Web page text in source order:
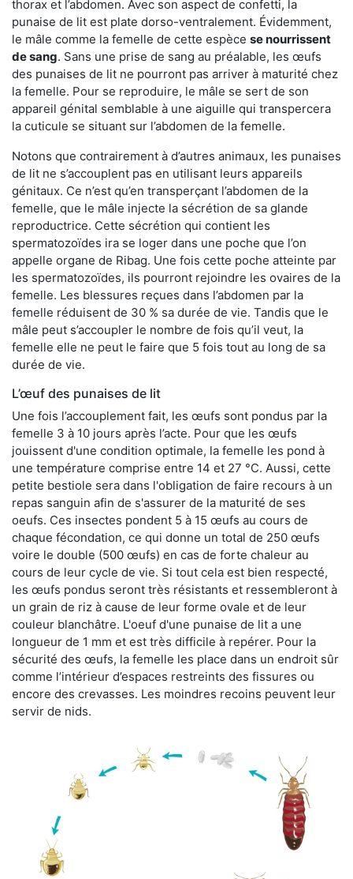
thorax et l’abdomen. Avec son aspect de confetti, la
punaise de lit est plate dorso-ventralement. Évidemment,
le mâle comme la femelle de cette espèce se nourrissent
de sang. Sans une prise de sang au préalable, les œufs
des punaises de lit ne pourront pas arriver à maturité chez
la femelle. Pour se reproduire, le mâle se sert de son
appareil génital semblable à une aiguille qui transpercera
la cuticule se situant sur l’abdomen de la femelle.
Notons que contrairement à d’autres animaux, les punaises
de lit ne s’accouplent pas en utilisant leurs appareils
génitaux. Ce n’est qu’en transperçant l’abdomen de la
femelle, que le mâle injecte la sécrétion de sa glande
reproductrice. Cette sécrétion qui contient les
spermatozoïdes ira se loger dans une poche que l’on
appelle organe de Ribag. Une fois cette poche atteinte par
les spermatozoïdes, ils pourront rejoindre les ovaires de la
femelle. Les blessures reçues dans l’abdomen par la
femelle réduisent de 30 % sa durée de vie. Tandis que le
mâle peut s’accoupler le nombre de fois qu’il veut, la
femelle elle ne peut le faire que 5 fois tout au long de sa
durée de vie.
L’œuf des punaises de lit
Une fois l’accouplement fait, les œufs sont pondus par la
femelle 3 à 10 jours après l’acte. Pour que les œufs
jouissent d'une condition optimale, la femelle les pond à
une température comprise entre 14 et 27 °C. Aussi, cette
petite bestiole sera dans l'obligation de faire recours à un
repas sanguin afin de s'assurer de la maturité de ses
oeufs. Ces insectes pondent 5 à 15 œufs au cours de
chaque fécondation, ce qui donne un total de 250 œufs
voire le double (500 œufs) en cas de forte chaleur au
cours de leur cycle de vie. Si tout cela est bien respecté,
les œufs pondus seront très résistants et ressembleront à
un grain de riz à cause de leur forme ovale et de leur
couleur blanchâtre. L'oeuf d'une punaise de lit a une
longueur de 1 mm et est très difficile à repérer. Pour la
sécurité des œufs, la femelle les place dans un endroit sûr
comme l’intérieur d’espaces restreints des fissures ou
encore des crevasses. Les moindres recoins peuvent leur
servir de nids.